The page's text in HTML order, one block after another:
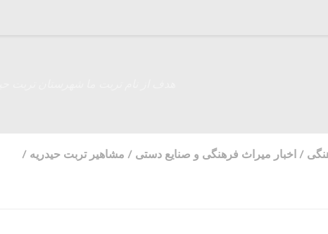
/ اخبار میراث فرهنگی و صنایع دستی / مشاهیر تربت حیدریه /